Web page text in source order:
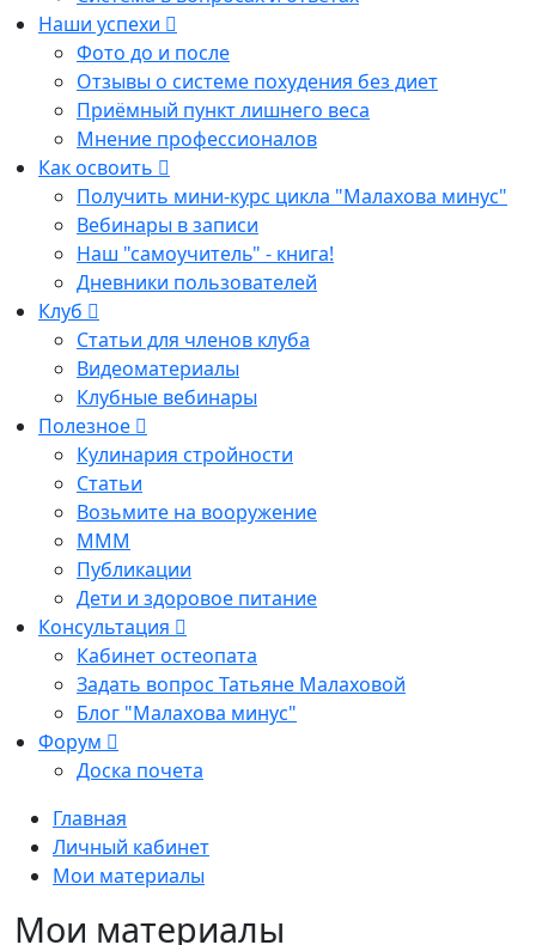
Наши успехи
Фото до и после
Отзывы о системе похудения без диет
Приёмный пункт лишнего веса
Мнение профессионалов
Как освоить
Получить мини-курс цикла "Малахова минус"
Вебинары в записи
Наш "самоучитель" - книга!
Дневники пользователей
Клуб
Статьи для членов клуба
Видеоматериалы
Клубные вебинары
Полезное
Кулинария стройности
Статьи
Возьмите на вооружение
МММ
Публикации
Дети и здоровое питание
Консультация
Кабинет остеопата
Задать вопрос Татьяне Малаховой
Блог "Малахова минус"
Форум
Доска почета
Главная
Личный кабинет
Мои материалы
Мои материалы